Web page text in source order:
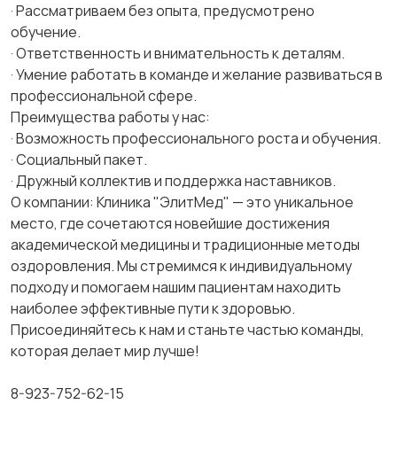
· Рассматриваем без опыта, предусмотрено
обучение.
· Ответственность и внимательность к деталям.
· Умение работать в команде и желание развиваться в
профессиональной сфере.
Преимущества работы у нас:
· Возможность профессионального роста и обучения.
· Социальный пакет.
· Дружный коллектив и поддержка наставников.
О компании: Клиника "ЭлитМед" — это уникальное
место, где сочетаются новейшие достижения
академической медицины и традиционные методы
оздоровления. Мы стремимся к индивидуальному
подходу и помогаем нашим пациентам находить
наиболее эффективные пути к здоровью.
Присоединяйтесь к нам и станьте частью команды,
которая делает мир лучше!
8-923-752-62-15